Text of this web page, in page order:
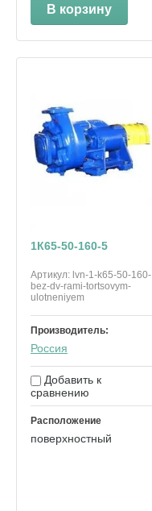
В корзину
1К65-50-160-5
Артикул: lvn-1-k65-50-160-
bez-dv-rami-tortsovym-
ulotneniyem
Производитель:
Россия
Добавить к
сравнению
Расположение
поверхностный